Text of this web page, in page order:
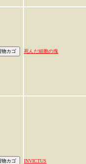
死んだ細胞の塊
INVICTUS